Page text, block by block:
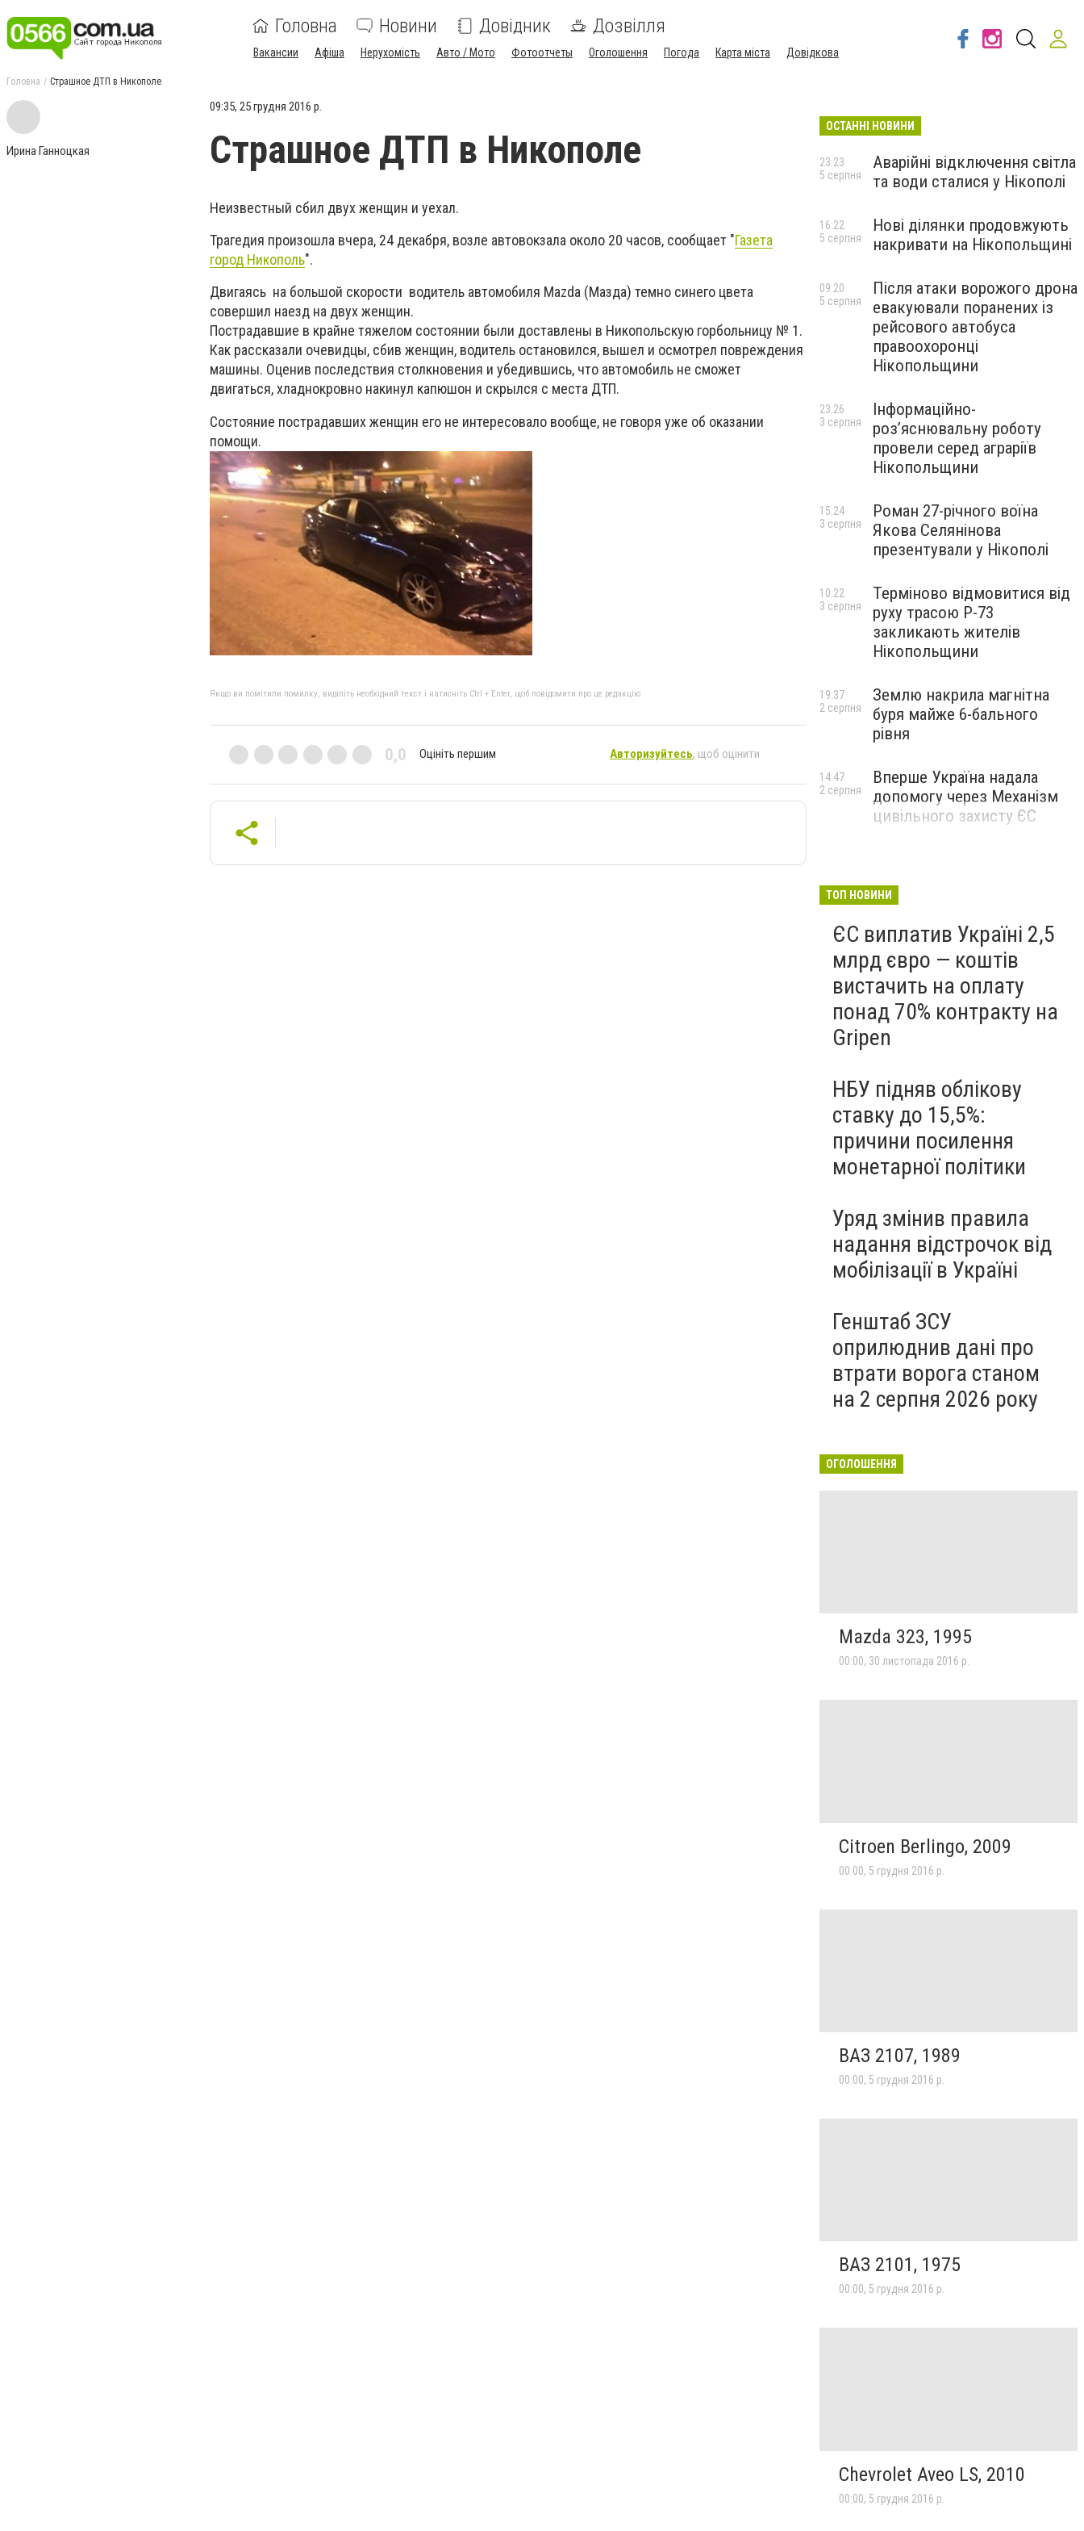
Головна Новини Довідник Дозвілля
Вакансии Афіша Нерухомість Авто / Мото Фотоотчеты Оголошення Погода Карта міста Довідкова
Головна Страшное ДТП в Никополе
Ирина Ганноцкая
09:35, 25 грудня 2016 р.
Страшное ДТП в Никополе
Неизвестный сбил двух женщин и уехал.
Трагедия произошла вчера, 24 декабря, возле автовокзала около 20 часов, сообщает "Газета
город Никополь".
Двигаясь на большой скорости водитель автомобиля Mazda (Мазда) темно синего цвета
совершил наезд на двух женщин.
Пострадавшие в крайне тяжелом состоянии были доставлены в Никопольскую горбольницу № 1.
Как рассказали очевидцы, сбив женщин, водитель остановился, вышел и осмотрел повреждения
машины. Оценив последствия столкновения и убедившись, что автомобиль не сможет
двигаться, хладнокровно накинул капюшон и скрылся с места ДТП.
Состояние пострадавших женщин его не интересовало вообще, не говоря уже об оказании
помощи.
Якщо ви помітили помилку, виділіть необхідний текст і натисніть Ctrl + Enter, щоб повідомити про це редакцію
0,0 Оцініть першим Авторизуйтесь, щоб оцінити
ОСТАННІ НОВИНИ
Аварійні відключення світла
та води сталися у Нікополі
23:23
5 серпня
Нові ділянки продовжують
накривати на Нікопольщині
16:22
5 серпня
Після атаки ворожого дрона
евакуювали поранених із
рейсового автобуса
правоохоронці
Нікопольщини
09:20
5 серпня
Інформаційно-
роз’яснювальну роботу
провели серед аграріїв
Нікопольщини
23:26
3 серпня
Роман 27-річного воїна
Якова Селянінова
презентували у Нікополі
15:24
3 серпня
Терміново відмовитися від
руху трасою Р-73
закликають жителів
Нікопольщини
10:22
3 серпня
Землю накрила магнітна
буря майже 6-бального
рівня
19:37
2 серпня
Вперше Україна надала
допомогу через Механізм
цивільного захисту ЄС
14:47
2 серпня
ТОП НОВИНИ
ЄС виплатив Україні 2,5
млрд євро — коштів
вистачить на оплату
понад 70% контракту на
Gripen
НБУ підняв облікову
ставку до 15,5%:
причини посилення
монетарної політики
Уряд змінив правила
надання відстрочок від
мобілізації в Україні
Генштаб ЗСУ
оприлюднив дані про
втрати ворога станом
на 2 серпня 2026 року
ОГОЛОШЕННЯ
Mazda 323, 1995
00:00, 30 листопада 2016 р.
Citroen Berlingo, 2009
00:00, 5 грудня 2016 р.
ВАЗ 2107, 1989
00:00, 5 грудня 2016 р.
ВАЗ 2101, 1975
00:00, 5 грудня 2016 р.
Chevrolet Aveo LS, 2010
00:00, 5 грудня 2016 р.